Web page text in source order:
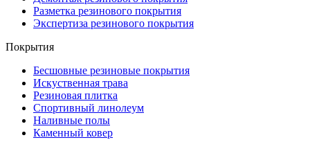
Разметка резинового покрытия
Экспертиза резинового покрытия
Покрытия
Бесшовные резиновые покрытия
Искуственная трава
Резиновая плитка
Спортивный линолеум
Наливные полы
Каменный ковер